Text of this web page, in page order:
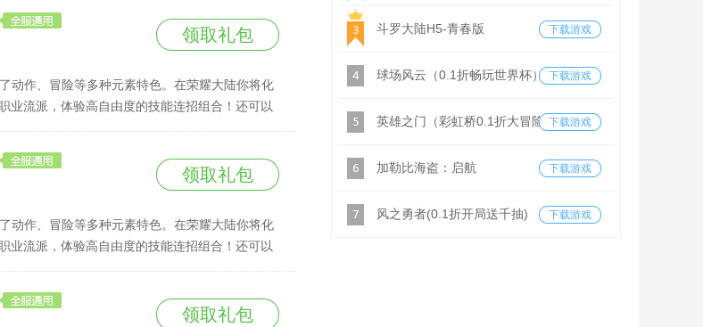
领取礼包
动作、冒险等多种元素特色。在荣耀大陆你将化
业流派，体验高自由度的技能连招组合！还可以
领取礼包
动作、冒险等多种元素特色。在荣耀大陆你将化
业流派，体验高自由度的技能连招组合！还可以
领取礼包
斗罗大陆H5-青春版 下载游戏
球场风云（0.1折畅玩世界杯） 下载游戏
英雄之门（彩虹桥0.1折大冒险）下载游戏
加勒比海盗：启航 下载游戏
风之勇者(0.1折开局送千抽) 下载游戏